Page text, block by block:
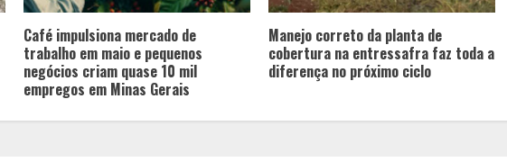
Café impulsiona mercado de
trabalho em maio e pequenos
negócios criam quase 10 mil
empregos em Minas Gerais
Manejo correto da planta de
cobertura na entressafra faz toda a
diferença no próximo ciclo